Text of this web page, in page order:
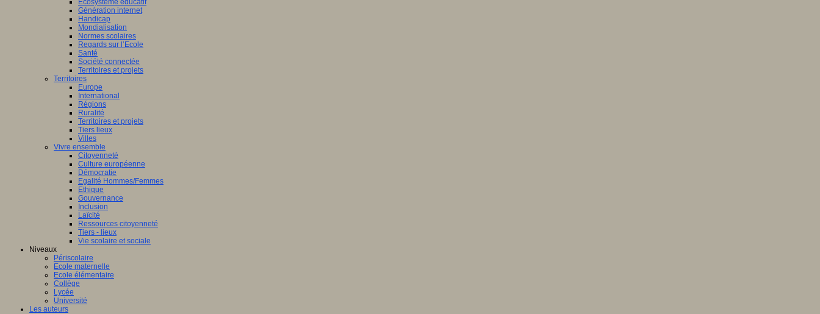
Ecosystème éducatif
Génération internet
Handicap
Mondialisation
Normes scolaires
Regards sur l’Ecole
Santé
Société connectée
Territoires et projets
Territoires
Europe
International
Régions
Ruralité
Territoires et projets
Tiers lieux
Villes
Vivre ensemble
Citoyenneté
Culture européenne
Démocratie
Egalité Hommes/Femmes
Ethique
Gouvernance
Inclusion
Laïcité
Ressources citoyenneté
Tiers - lieux
Vie scolaire et sociale
Niveaux
Périscolaire
Ecole maternelle
Ecole élémentaire
Collège
Lycée
Université
Les auteurs